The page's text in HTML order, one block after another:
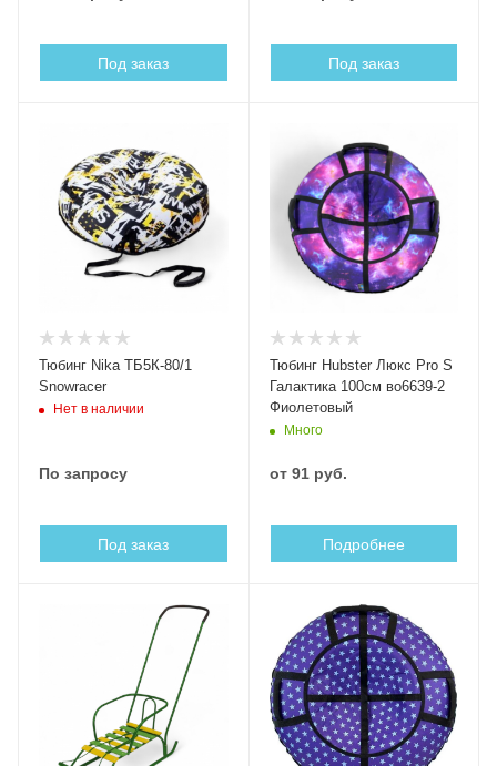
Под заказ Под заказ
Тюбинг Nika ТБ5К-80/1
Snowracer
Нет в наличии
По запросу
Под заказ
Тюбинг Hubster Люкс Pro S
Галактика 100см во6639-2
Фиолетовый
Много
от 91 руб.
Подробнее